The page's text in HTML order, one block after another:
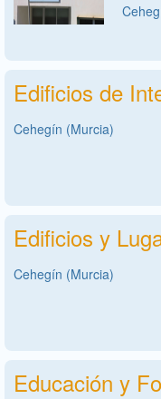
Edificios de
Cehegín (Murcia)
Edificios y
Cehegín (Murcia)
Educación y